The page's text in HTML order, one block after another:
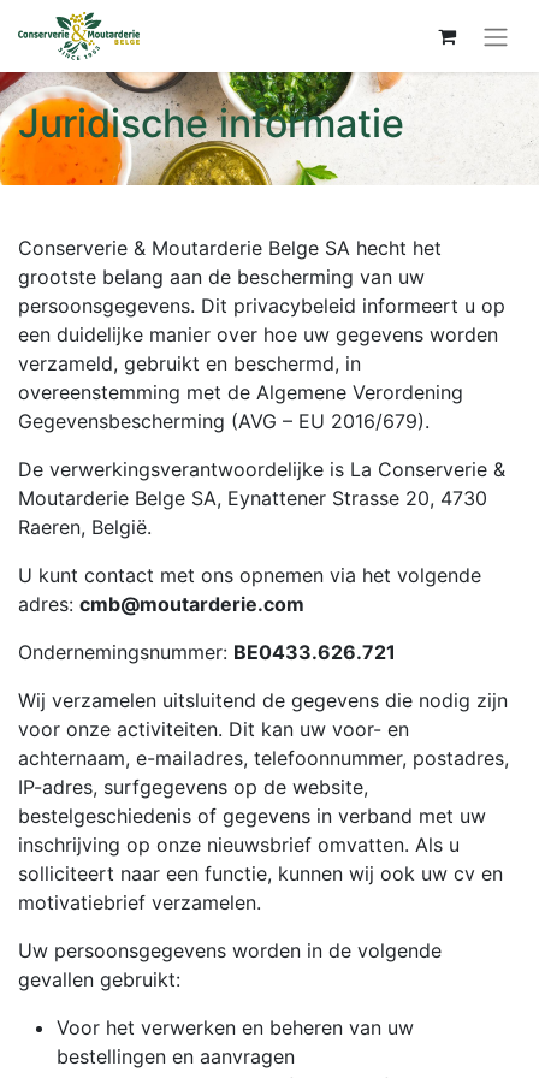
Juridische informatie
Conserverie & Moutarderie Belge SA hecht het
grootste belang aan de bescherming van uw
persoonsgegevens. Dit privacybeleid informeert u op
een duidelijke manier over hoe uw gegevens worden
verzameld, gebruikt en beschermd, in
overeenstemming met de Algemene Verordening
Gegevensbescherming (AVG – EU 2016/679).
De verwerkingsverantwoordelijke is La Conserverie &
Moutarderie Belge SA, Eynattener Strasse 20, 4730
Raeren, België.
U kunt contact met ons opnemen via het volgende
adres: cmb@moutarderie.com
Ondernemingsnummer: BE0433.626.721
Wij verzamelen uitsluitend de gegevens die nodig zijn
voor onze activiteiten. Dit kan uw voor- en
achternaam, e-mailadres, telefoonnummer, postadres,
IP-adres, surfgegevens op de website,
bestelgeschiedenis of gegevens in verband met uw
inschrijving op onze nieuwsbrief omvatten. Als u
solliciteert naar een functie, kunnen wij ook uw cv en
motivatiebrief verzamelen.
Uw persoonsgegevens worden in de volgende
gevallen gebruikt:
Voor het verwerken en beheren van uw
bestellingen en aanvragen